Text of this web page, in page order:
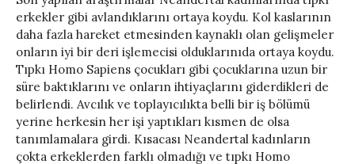
erkekler gibi avlandıklarını ortaya koydu. Kol kaslarının
daha fazla hareket etmesinden kaynaklı olan gelişmeler
onların iyi bir deri işlemecisi olduklarınıda ortaya koydu.
Tıpkı Homo Sapiens çocukları gibi çocuklarına uzun bir
süre baktıklarını ve onların ihtiyaçlarını giderdikleri de
belirlendi. Avcılık ve toplayıcılıkta belli bir iş bölümü
yerine herkesin her işi yaptıkları kısmen de olsa
tanımlamalara girdi. Kısacası Neandertal kadınların
çokta erkeklerden farklı olmadığı ve tıpkı Homo